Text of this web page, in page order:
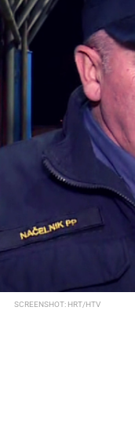
SCREENSHOT: HRT/HTV